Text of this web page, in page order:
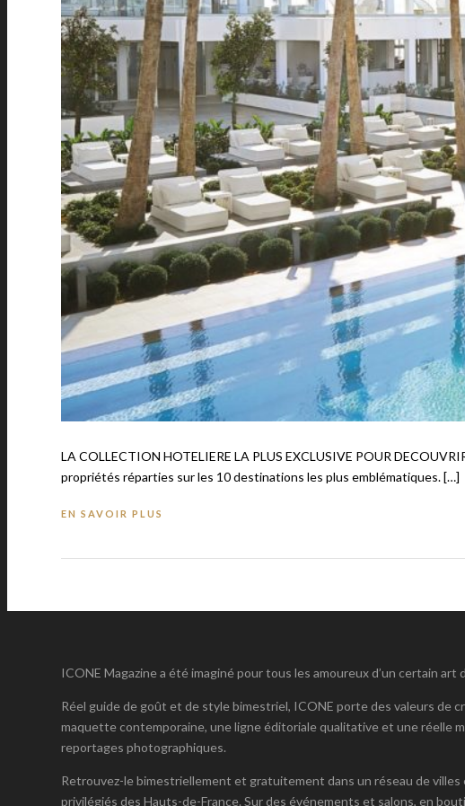
LA COLLECTION HOTELIERE LA PLUS EXCLUSIVE POUR
propriétés réparties sur les 10 destinations les plus emblématiques. […]
EN SAVOIR PLUS
ICONE Magazine a été imaginé pour tous les amoureux d’un certain art
Réel guide de goût et de style bimestriel, ICONE porte des valeurs de
maquette contemporaine, une ligne éditoriale qualitative et une réelle
reportages photographiques.
Retrouvez-le bimestriellement et gratuitement dans un réseau de
privilégiés des Hauts-de-France. Sur des événements et salons, en